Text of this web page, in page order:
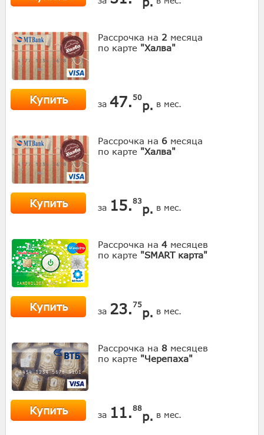
Рассрочка на 2 месяца
по карте "Халва"
Купить за 47. 50
р. в мес.
Рассрочка на 6 месяца
по карте "Халва"
Купить за 15.83
р. в мес.
Рассрочка на 4 месяцев
по карте "SMART карта"
Купить за 23. 75
р. в мес.
Рассрочка на 8 месяцев
по карте "Черепаха"
Купить за 11.88
р. в мес.